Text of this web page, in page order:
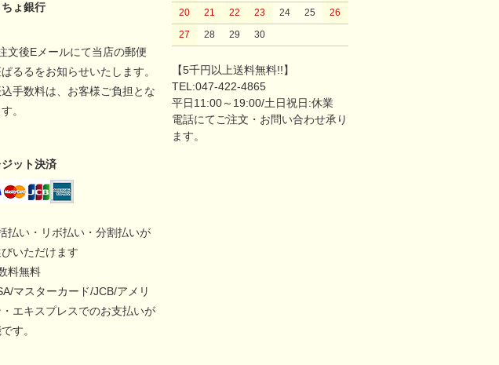
ょ銀行
文後Eメールにて当店の郵便
るるをお知らせいたします。
手数料は、お客様ご負担とな
。
ット決済
払い・リボ払い・分割払いが
いただけます
料無料
マスターカード/JCB/アメリ
エキスプレスでのお支払いが
す。
20
21 22 23 24 25
26
27
28 29 30
【5千円以上送料無料!!】
TEL:047-422-4865
平日11:00～19:00/土日祝日:休業
電話にてご注文・お問い合わせ承り
ます。